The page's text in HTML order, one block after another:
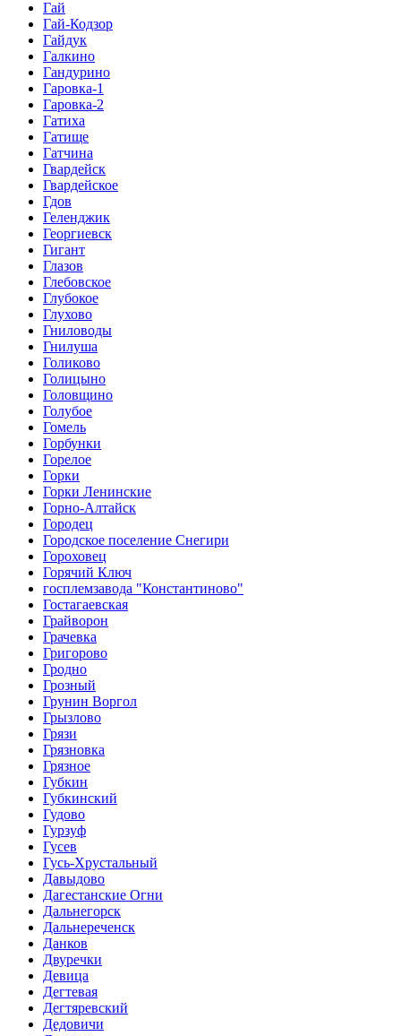
Гай
Гай-Кодзор
Гайдук
Галкино
Гандурино
Гаровка-1
Гаровка-2
Гатиха
Гатище
Гатчина
Гвардейск
Гвардейское
Гдов
Геленджик
Георгиевск
Гигант
Глазов
Глебовское
Глубокое
Глухово
Гниловоды
Гнилуша
Голиково
Голицыно
Головщино
Голубое
Гомель
Горбунки
Горелое
Горки
Горки Ленинские
Горно-Алтайск
Городец
Городское поселение Снегири
Гороховец
Горячий Ключ
госплемзавода "Константиново"
Гостагаевская
Грайворон
Грачевка
Григорово
Гродно
Грозный
Грунин Воргол
Грызлово
Грязи
Грязновка
Грязное
Губкин
Губкинский
Гудово
Гурзуф
Гусев
Гусь-Хрустальный
Давыдово
Дагестанские Огни
Дальнегорск
Дальнереченск
Данков
Двуречки
Девица
Дегтевая
Дегтяревский
Дедовичи